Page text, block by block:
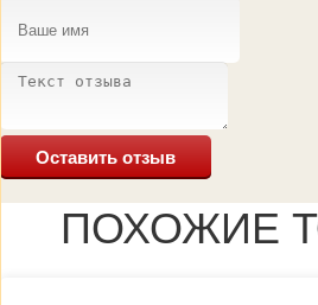
Оставить отзыв
ПОХОЖИЕ